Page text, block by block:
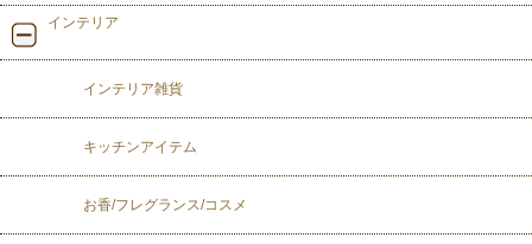
インテリア
インテリア雑貨
キッチンアイテム
お香/フレグランス/コスメ